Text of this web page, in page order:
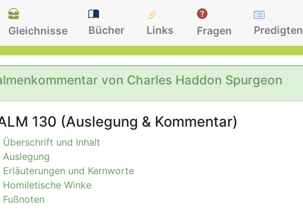
Gleichnisse Bücher Links Fragen Predigten
von Charles Haddon Spurgeon
130 (Auslegung & Kommentar)
Überschrift und Inhalt
Auslegung
Erläuterungen und Kernworte
Homiletische Winke
Fußnoten